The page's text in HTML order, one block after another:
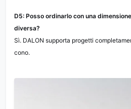
D5: Posso ordinarlo con una
diversa?
Sì. DALON supporta progetti
cono.